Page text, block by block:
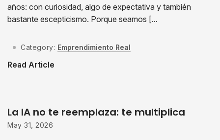
años: con curiosidad, algo de expectativa y también
bastante escepticismo. Porque seamos [...
Category: Emprendimiento Real
Read Article
La IA no te reemplaza: te multiplica
May 31, 2026